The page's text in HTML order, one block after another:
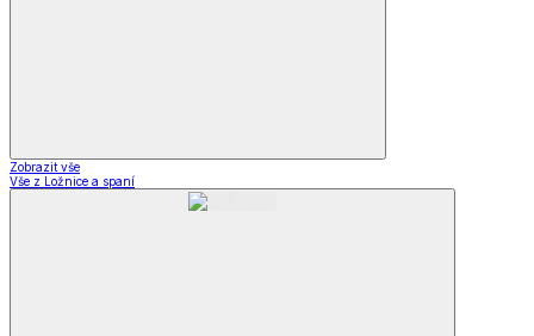
Zobrazit vše
Vše z Ložnice a spaní